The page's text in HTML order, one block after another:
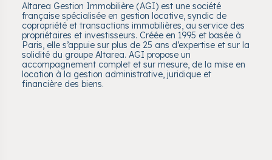
Altarea Gestion Immobilière (AGI) est une société
française spécialisée en gestion locative, syndic de
copropriété et transactions immobilières, au service des
propriétaires et investisseurs. Créée en 1995 et basée à
Paris, elle s’appuie sur plus de 25 ans d’expertise et sur la
solidité du groupe Altarea. AGI propose un
accompagnement complet et sur mesure, de la mise en
location à la gestion administrative, juridique et
financière des biens.